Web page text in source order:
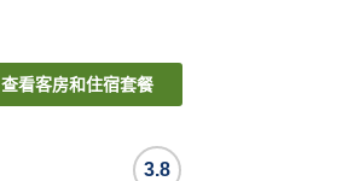
查看客房和住宿套餐
3.8